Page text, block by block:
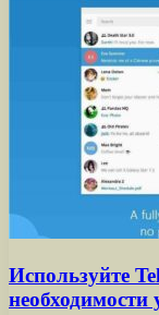
Используйте
необходимости